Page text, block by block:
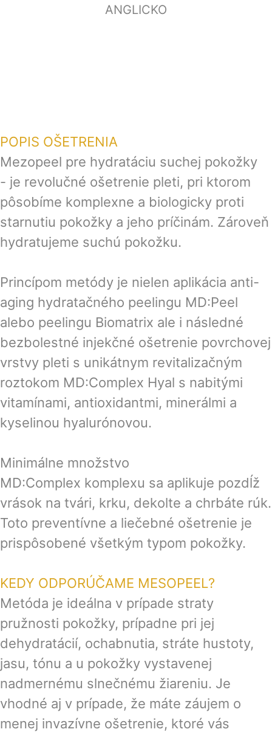
ANGLICKO
POPIS OŠETRENIA
Mezopeel pre hydratáciu suchej pokožky
- je revolučné ošetrenie pleti, pri ktorom
pôsobíme komplexne a biologicky proti
starnutiu pokožky a jeho príčinám. Zároveň
hydratujeme suchú pokožku.
Princípom metódy je nielen aplikácia anti-
aging hydratačného peelingu MD:Peel
alebo peelingu Biomatrix ale i následné
bezbolestné injekčné ošetrenie povrchovej
vrstvy pleti s unikátnym revitalizačným
roztokom MD:Complex Hyal s nabitými
vitamínami, antioxidantmi, minerálmi a
kyselinou hyalurónovou.
Minimálne množstvo
MD:Complex komplexu sa aplikuje pozdĺž
vrások na tvári, krku, dekolte a chrbáte rúk.
Toto preventívne a liečebné ošetrenie je
prispôsobené všetkým typom pokožky.
KEDY ODPORÚČAME MESOPEEL?
Metóda je ideálna v prípade straty
pružnosti pokožky, prípadne pri jej
dehydratácií, ochabnutia, stráte hustoty,
jasu, tónu a u pokožky vystavenej
nadmernému slnečnému žiareniu. Je
vhodné aj v prípade, že máte záujem o
menej invazívne ošetrenie, ktoré vás